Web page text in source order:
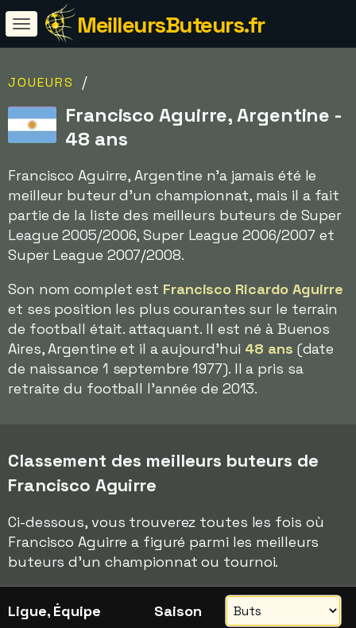
MeilleursButeurs.fr
JOUEURS /
Francisco Aguirre, Argentine -
48 ans
Francisco Aguirre, Argentine n'a jamais été le
meilleur buteur d'un championnat, mais il a fait
partie de la liste des meilleurs buteurs de Super
League 2005/2006, Super League 2006/2007 et
Super League 2007/2008.
Son nom complet est Francisco Ricardo Aguirre
et ses position les plus courantes sur le terrain
de football était. attaquant. Il est né à Buenos
Aires, Argentine et il a aujourd'hui 48 ans (date
de naissance 1 septembre 1977). Il a pris sa
retraite du football l'année de 2013.
Classement des meilleurs buteurs de
Francisco Aguirre
Ci-dessous, vous trouverez toutes les fois où
Francisco Aguirre a figuré parmi les meilleurs
buteurs d'un championnat ou tournoi.
Ligue, Équipe Saison